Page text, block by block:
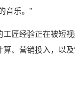
音乐。”
匠经验正在被短
、营销投入，以及“